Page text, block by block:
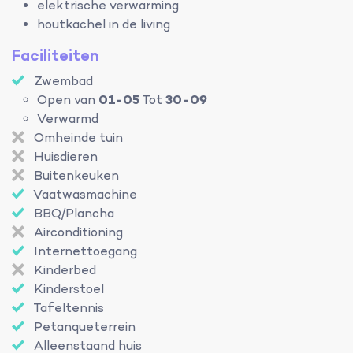
elektrische verwarming
houtkachel in de living
Faciliteiten
Zwembad
Open van 01-05Tot 30-09
Verwarmd
Omheinde tuin
Huisdieren
Buitenkeuken
Vaatwasmachine
BBQ/Plancha
Airconditioning
Internettoegang
Kinderbed
Kinderstoel
Tafeltennis
Petanqueterrein
Alleenstaand huis